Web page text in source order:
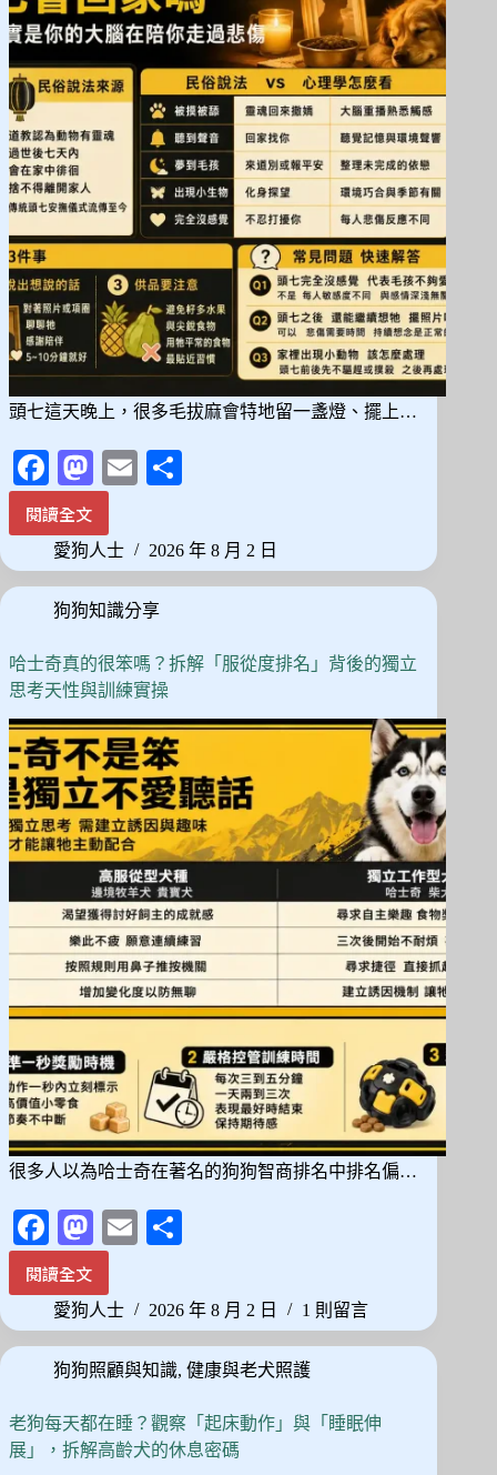
來
過」
徵
兆，
主
該
怎
麼
看
待
頭七這天晚上，很多毛拔麻會特地留一盞燈、擺上…
Fa
ce
bo
ok
M
as
to
do
n
E
ail
閱讀全文
毛
孩
頭
七
會
家
嗎？
俗
說
法
背
後，
其
是
你
的
大
在
你
走
過
悲
傷
愛狗人士 2026 年 8 月 2 日
狗狗知識分享
哈士奇真的很笨嗎？拆解「服從度排名」背後的獨立
思考天性與訓練實操
很多人以為哈士奇在著名的狗狗智商排名中排名偏…
Fa
ce
bo
ok
M
as
to
do
n
E
ail
閱讀全文
哈
士
奇
真
的
笨
嗎？
愛狗人士 2026 年 8 月 2 日 1 則留言
狗狗照顧與知識, 健康與老犬照護
老狗每天都在睡？觀察「起床動作」與「睡眠伸
展」，拆解高齡犬的休息密碼